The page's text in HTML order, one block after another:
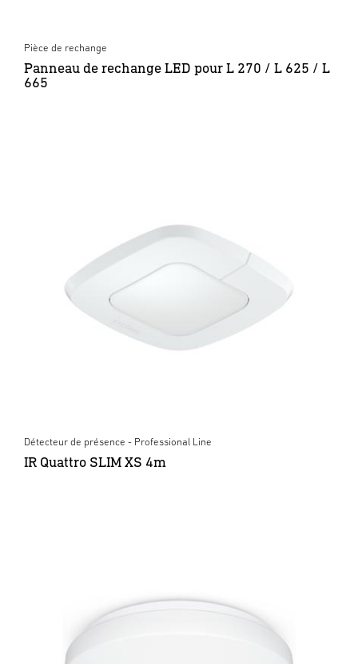
Pièce de rechange
Panneau de rechange LED pour L 270 / L 625 / L
665
Détecteur de présence - Professional Line
IR Quattro SLIM XS 4m